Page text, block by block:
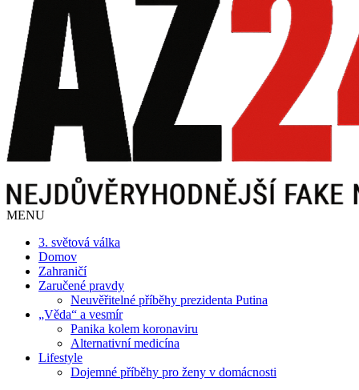
MENU
3. světová válka
Domov
Zahraničí
Zaručené pravdy
Neuvěřitelné příběhy prezidenta Putina
„Věda“ a vesmír
Panika kolem koronaviru
Alternativní medicína
Lifestyle
Dojemné příběhy pro ženy v domácnosti